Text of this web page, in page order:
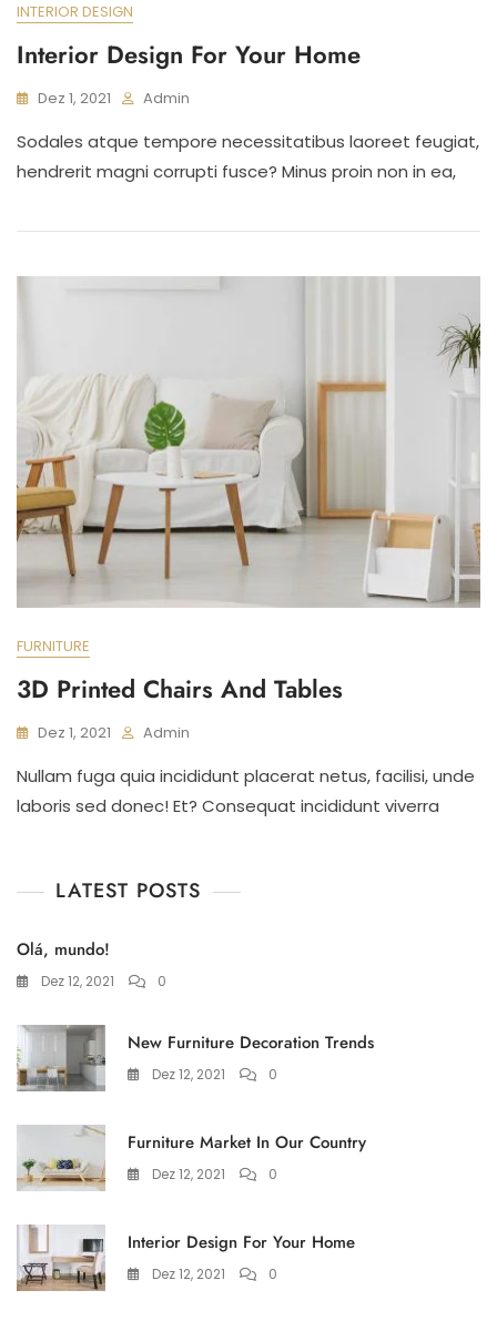
INTERIOR DESIGN
Interior Design For Your Home
Dez 1, 2021 Admin
Sodales atque tempore necessitatibus laoreet feugiat,
hendrerit magni corrupti fusce? Minus proin non in ea,
FURNITURE
3D Printed Chairs And Tables
Dez 1, 2021 Admin
Nullam fuga quia incididunt placerat netus, facilisi, unde
laboris sed donec! Et? Consequat incididunt viverra
LATEST POSTS
Olá, mundo!
Dez 12, 2021 0
New Furniture Decoration Trends
Dez 12, 2021 0
Furniture Market In Our Country
Dez 12, 2021 0
Interior Design For Your Home
Dez 12, 2021 0